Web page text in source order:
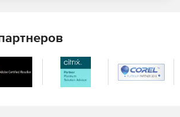
Amazon RDS, Microsoft SQL Azure,
Heroku и др.